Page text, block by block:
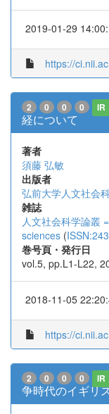
2019-01-29
https://
2 0 0 0 IR
経について
著者
須藤 弘敏
出版者
弘前大学人文社会
雑誌
人文社会科学論叢
sciences (
巻号頁・発行日
vol.5, pp.L1-L22,
2018-11-05
https://
2 0 0 0 IR
争時代のイギリ